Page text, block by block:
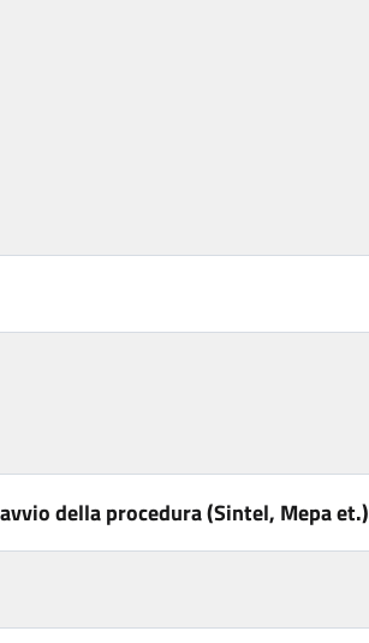
della procedura (Sintel, Mepa et.)